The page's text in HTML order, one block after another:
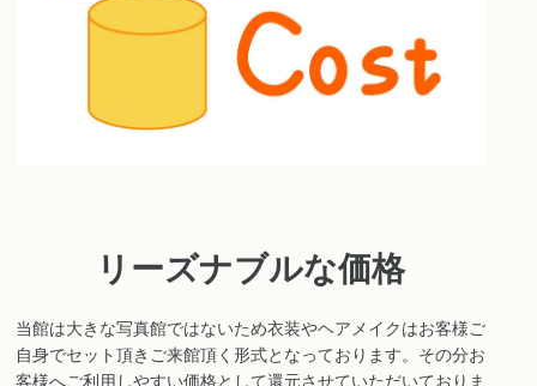
リーズナブルな価格
当館は大きな写真館ではないため衣装やヘアメイクはお客様ご
自身でセット頂きご来館頂く形式となっております。その分お
客様へご利用しやすい価格として還元させていただいておりま